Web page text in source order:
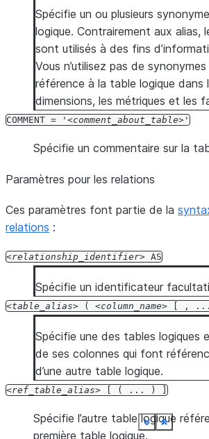
Show less
See moreShow less
See moreShow less
See moreShow less
See moreShow less
See moreShow less
See moreShow less
See moreShow less
See moreShow less
See moreShow less
See moreShow less
See more
Spécifie un ou plusieurs
logique. Contrairement aux alias,
sont utilisés à des fins
Vous n’utilisez pas de
référence à la table logique dans
dimensions, les métriques et les
COMMENT = ' comment_about_table '
Spécifie un commentaire sur la
Paramètres pour les relations
Ces paramètres font partie de la
relations :
relationship_identifier AS
Spécifie un identificateur
table_alias ( column_name , ...
Spécifie une des tables logiques
de ses colonnes qui font
d’une autre table logique.
ref_table_alias ( ... ) ]
Spécifie l’autre table logique
première table logique.
Show less
See moreShow less
See moreShow less
See more